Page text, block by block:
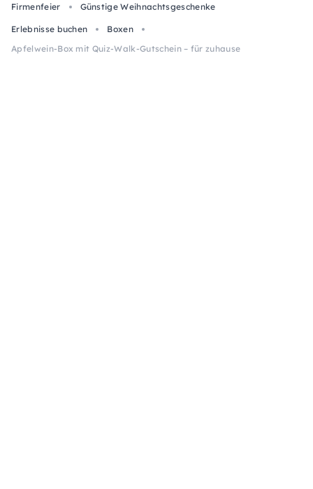
Firmenfeier Günstige Weihnachtsgeschenke
Erlebnisse buchen
Boxen
Apfelwein-Box mit Quiz-Walk-Gutschein – für zuhause